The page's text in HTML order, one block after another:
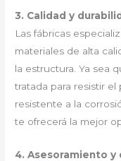
3. Calidad y
Las fábricas
materiales de alta
la estructura. Ya sea
tratada para resistir
resistente a la
te ofrecerá la mejor
4. Asesoramiento y